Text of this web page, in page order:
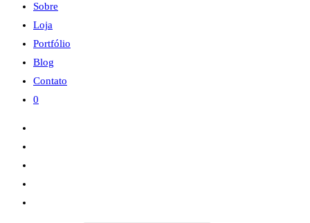
Sobre
Loja
Portfólio
Blog
Contato
0